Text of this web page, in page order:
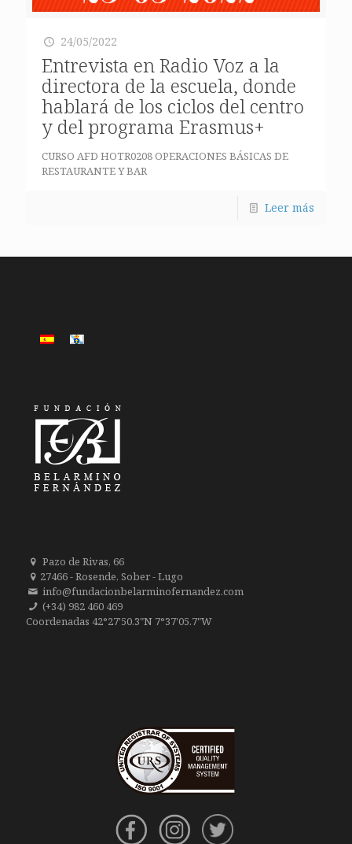
24/05/2022
Entrevista en Radio Voz a la
directora de la escuela, donde
hablará de los ciclos del centro
y del programa Erasmus+
CURSO AFD HOTR0208 OPERACIONES BÁSICAS DE
RESTAURANTE Y BAR
Leer más
Pazo de Rivas, 66
27466 - Rosende, Sober - Lugo
info@fundacionbelarminofernandez.com
(+34) 982 460 469
Coordenadas 42°27'50.3"N 7°37'05.7"W